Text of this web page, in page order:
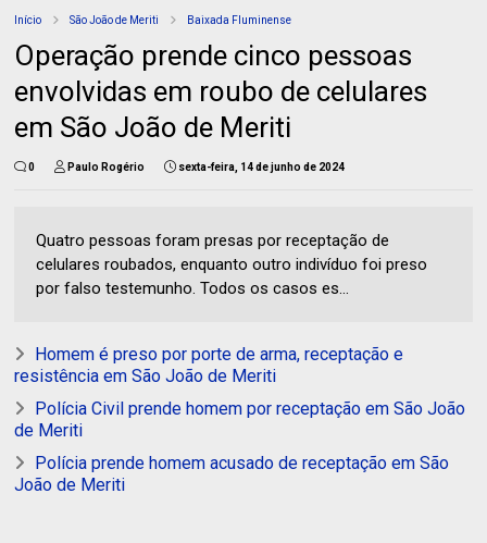
Início São João de Meriti Baixada Fluminense
Operação prende cinco pessoas
envolvidas em roubo de celulares
em São João de Meriti
0 Paulo Rogério sexta-feira, 14 de junho de 2024
Quatro pessoas foram presas por receptação de
celulares roubados, enquanto outro indivíduo foi preso
por falso testemunho. Todos os casos es...
Homem é preso por porte de arma, receptação e
resistência em São João de Meriti
Polícia Civil prende homem por receptação em São João
de Meriti
Polícia prende homem acusado de receptação em São
João de Meriti